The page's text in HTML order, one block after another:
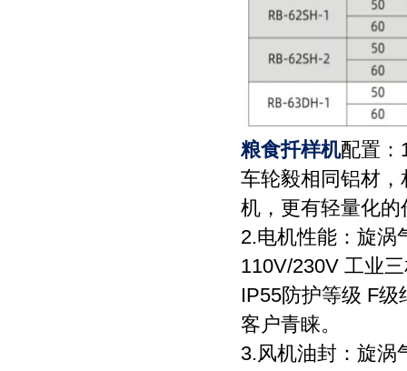
粮食扦样机配置：
车轮毅相同铝材
机，更有轻量化的
2.电机性能：旋涡
110V/230V 工业
IP55防护等级 F
客户青睐。
3.风机油封：旋涡